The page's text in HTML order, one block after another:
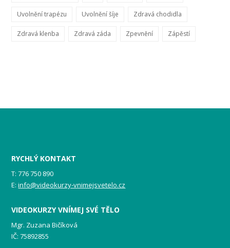
Uvolnění trapézu Uvolnění šíje Zdravá chodidla
Zdravá klenba Zdravá záda Zpevnění Zápěstí
RYCHLÝ KONTAKT
T: 776 750 890
E:info@videokurzy-vnimejsvetelo.cz
VIDEOKURZY VNÍMEJ SVÉ TĚLO
Mgr. Zuzana Bičíková
IČ: 75892855